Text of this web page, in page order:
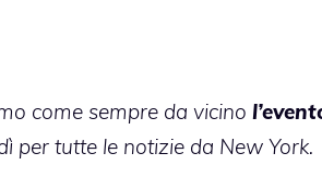
come sempre da vicino
per tutte le notizie da New York.